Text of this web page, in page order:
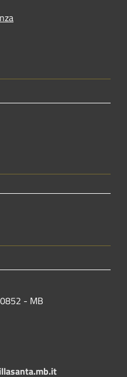
- MB